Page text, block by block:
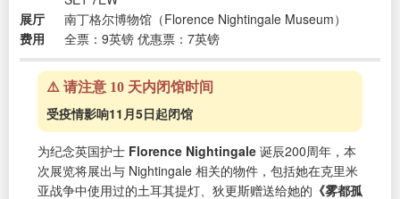
展厅
南丁格尔博物馆（Florence Nightingale Museum）
费用
全票：9英镑 优惠票：7英镑
⚠️ 请注意 10 天内闭馆时间
受疫情影响11月5日起闭馆
为纪念英国护士 Florence Nightingale 诞辰200周年，本
次展览将展出与 Nightingale 相关的物件，包括她在克里米
亚战争中使用过的土耳其提灯、狄更斯赠送给她的 《雾都孤